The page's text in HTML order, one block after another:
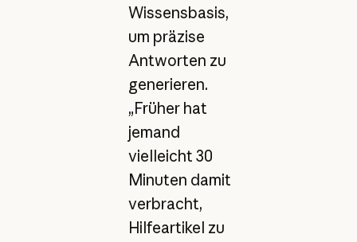
Wissensbasis,
um präzise
Antworten zu
generieren.
„Früher hat
jemand
vielleicht 30
Minuten damit
verbracht,
Hilfeartikel zu